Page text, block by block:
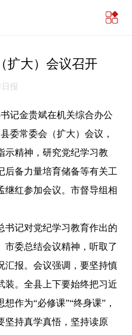
扩大）会议召开
报
金贵斌在机关综合办公
委常委会（扩大）会议，
示精神，研究党纪学习教
后备力量培育储备等有关工
继红参加会议。市督导组相
记对党纪学习教育作出的
市委总结会议精神，听取了
汇报。会议强调，要坚持慎
装。全县上下要始终把习近
作为“必修课”“终身课”，
坚持真学真悟，坚持读原